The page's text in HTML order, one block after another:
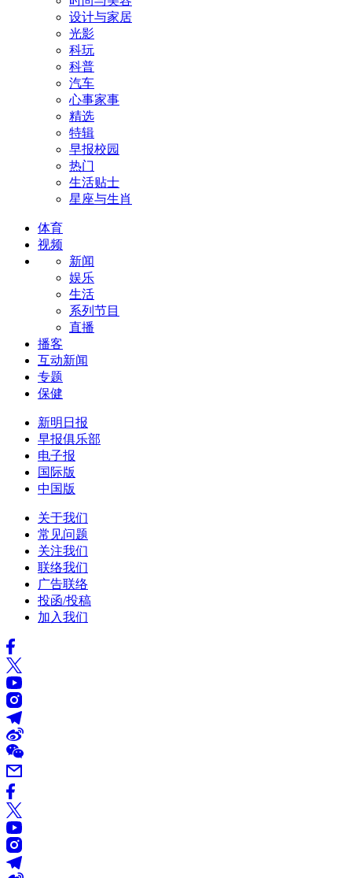
设计与家居
光影
科玩
科普
汽车
心事家事
精选
特辑
早报校园
热门
生活贴士
星座与生肖
体育
视频
新闻
娱乐
生活
系列节目
直播
播客
互动新闻
专题
保健
新明日报
早报俱乐部
电子报
国际版
中国版
关于我们
常见问题
关注我们
联络我们
广告联络
投函/投稿
加入我们